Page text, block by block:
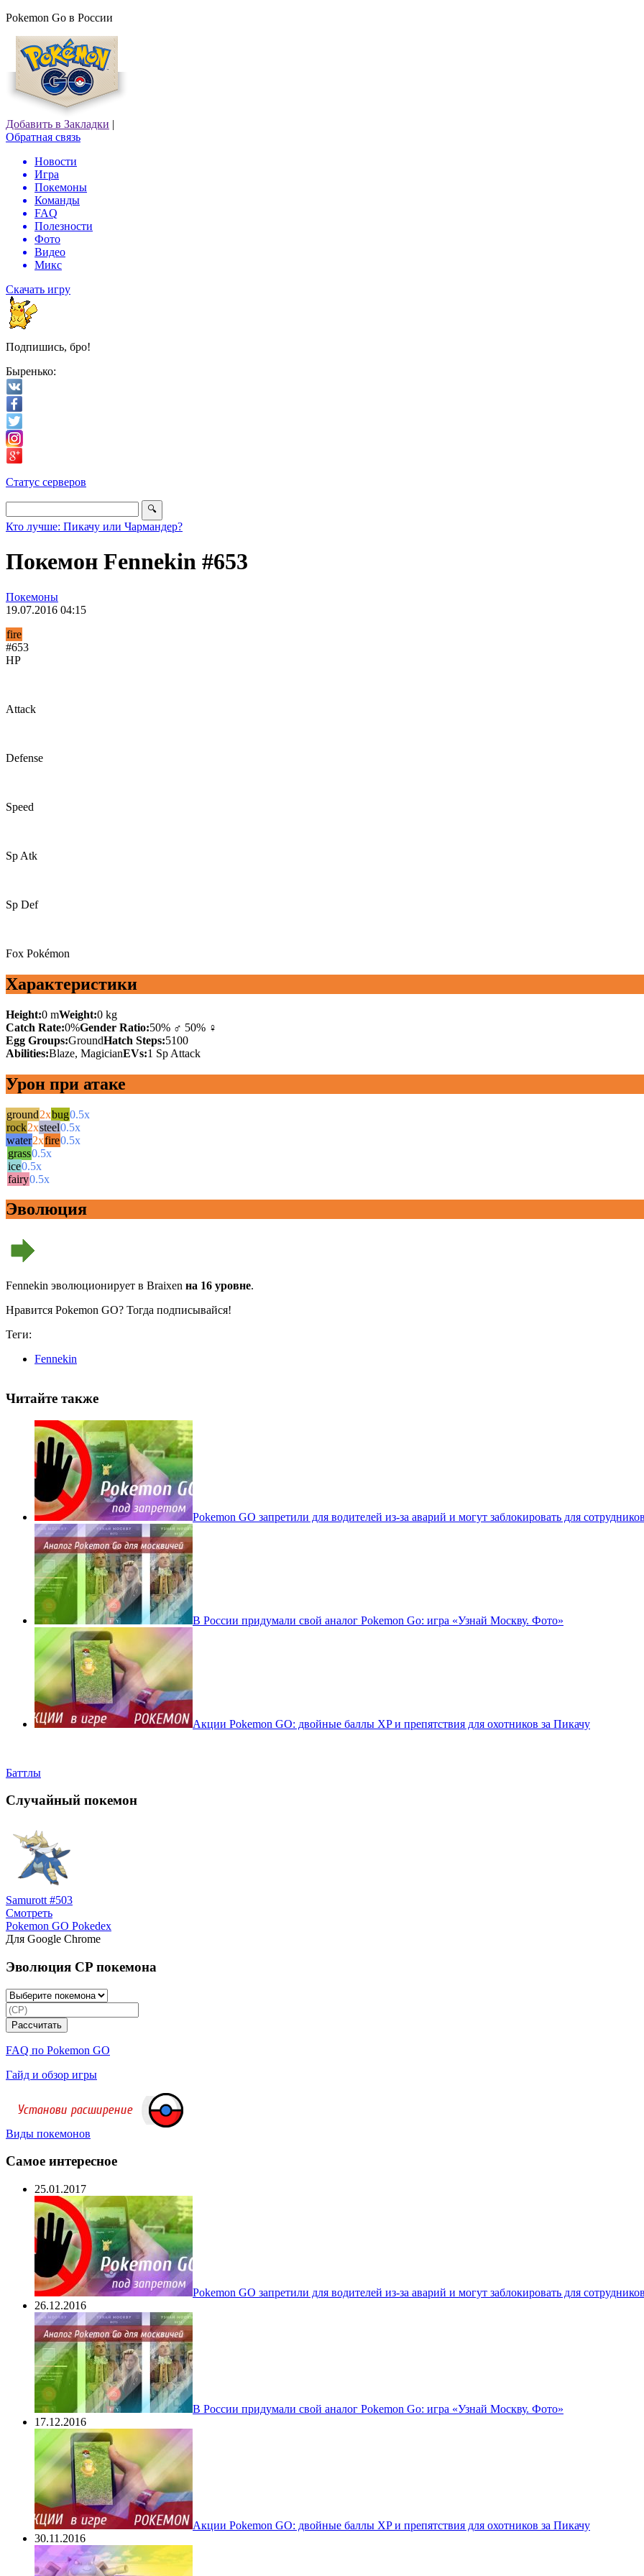
Pokemon Go в России
Добавить в Закладки |
Обратная связь
Новости
Игра
Покемоны
Команды
FAQ
Полезности
Фото
Видео
Микс
Скачать игру
Подпишись, бро!
Быренько:
Статус серверов
Кто лучше: Пикачу или Чармандер?
Покемон Fennekin #653
Покемоны
19.07.2016 04:15
fire
#653
HP
Attack
Defense
Speed
Sp Atk
Sp Def
Fox Pokémon
Характеристики
Height:0 mWeight:0 kg
Catch Rate:0%Gender Ratio:50% ♂ 50% ♀
Egg Groups:GroundHatch Steps:5100
Abilities:Blaze, MagicianEVs:1 Sp Attack
Урон при атаке
ground2xbug0.5x
rock2xsteel0.5x
water2xfire0.5x
grass0.5x
ice0.5x
fairy0.5x
Эволюция
Fennekin эволюционирует в Braixen на 16 уровне.
Нравится Pokemon GO? Тогда подписывайся!
Теги:
Fennekin
Читайте также
Pokеmon GO запретили для водителей из-за аварий и могут заблокировать для
В России придумали свой аналог Pokemon Go: игра «Узнай Москву. Фото»
Акции Pokemon GO: двойные баллы XP и препятствия для охотников за Пикачу
Баттлы
Случайный покемон
Samurott #503
Смотреть
Pokemon GO Pokedex
Для Google Chrome
Эволюция CP покемона
FAQ по Pokemon GO
Гайд и обзор игры
Виды покемонов
Самое интересное
25.01.2017
Pokеmon GO запретили для водителей из-за аварий и могут заблокировать для
26.12.2016
В России придумали свой аналог Pokemon Go: игра «Узнай Москву. Фото»
17.12.2016
Акции Pokemon GO: двойные баллы XP и препятствия для охотников за Пикачу
30.11.2016